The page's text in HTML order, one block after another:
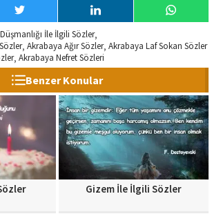
İle İlgili Sözler,
, Akrabaya Ağır Sözler, Akrabaya Laf Sokan Sözler
, Akrabaya Nefret Sözleri
Benzer Konular
Gizem İle İlgili Sözler